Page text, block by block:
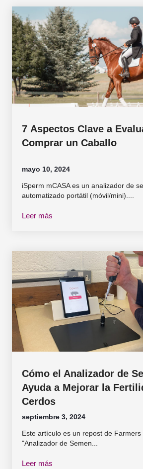
7 Aspectos Clave a
Comprar un Caballo
mayo 10, 2024
iSperm mCASA es un analizador de
automatizado portátil (móvil/mini)....
Leer más
Cómo el Analizador de
Ayuda a Mejorar la
Cerdos
septiembre 3, 2024
Este artículo es un repost de Farmers
"Analizador de Semen...
Leer más